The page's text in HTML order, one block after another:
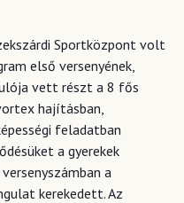
Sportközpont volt
első versenyének,
vett részt a 8 fős
hajításban,
feladatban
a gyerekek
a
kerekedett. Az